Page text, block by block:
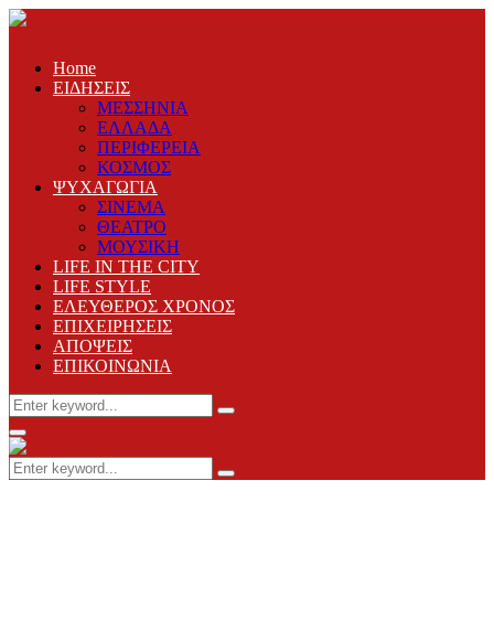
Home
ΕΙΔΗΣΕΙΣ
ΜΕΣΣΗΝΙΑ
ΕΛΛΑΔΑ
ΠΕΡΙΦΕΡΕΙΑ
ΚΟΣΜΟΣ
ΨΥΧΑΓΩΓΙΑ
ΣΙΝΕΜΑ
ΘΕΑΤΡΟ
ΜΟΥΣΙΚΗ
LIFE IN THE CITY
LIFE STYLE
ΕΛΕΥΘΕΡΟΣ ΧΡΟΝΟΣ
ΕΠΙΧΕΙΡΗΣΕΙΣ
ΑΠΟΨΕΙΣ
ΕΠΙΚΟΙΝΩΝΙΑ
Search
for:
Search
Primary
Menu
Search
for:
Search